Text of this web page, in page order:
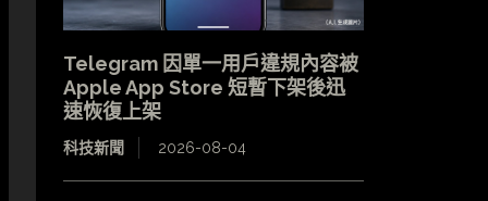
Telegram 因單一用戶違規內容被
Apple App Store 短暫下架後迅
速恢復上架
科技新聞 2026-08-04